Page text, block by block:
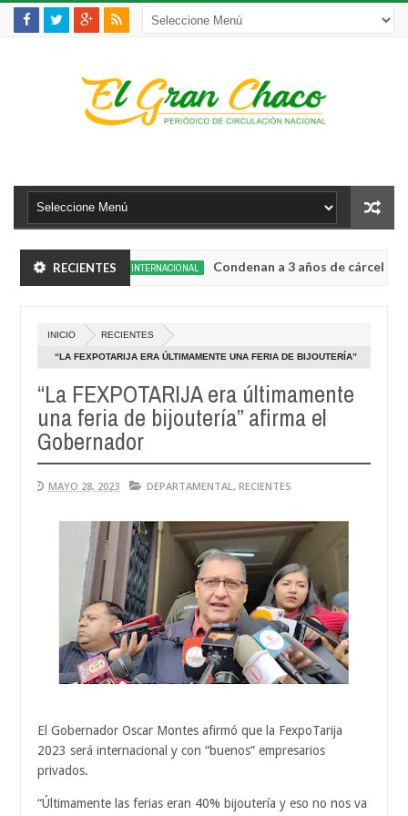
RECIENTES
Aug
INTERNACIONAL Condenan a 3 años de cárcel al
Aug
04,
20260
Aug
2026
0
INTERNACIONAL Condenan a 3 años de cárcel al
estratégicas
Aug
04,
INTERNACIONAL La víctima 150 de
INICIO RECIENTES
“LA FEXPOTARIJA ERA ÚLTIMAMENTE UNA FERIA DE BIJOUTERÍA”
“La FEXPOTARIJA era últimamente
una feria de bijoutería” afirma el
Gobernador
MAYO 28, 2023 DEPARTAMENTAL , RECIENTES
El Gobernador Oscar Montes afirmó que la FexpoTarija
2023 será internacional y con “buenos” empresarios
privados.
“Últimamente las ferias eran 40% bijoutería y eso no nos va